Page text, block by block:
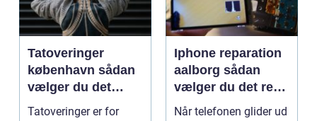
Tatoveringer
københavn sådan
vælger du det
rigtige studie
Tatoveringer er for
Iphone reparation
aalborg sådan
vælger du det rette
værksted
Når telefonen glider ud